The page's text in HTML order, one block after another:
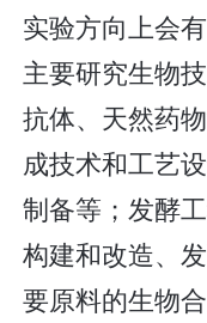
实验方向上会
主要研究生物
抗体、天然药
成技术和工艺
制备等；发酵
构建和改造、
要原料的生物